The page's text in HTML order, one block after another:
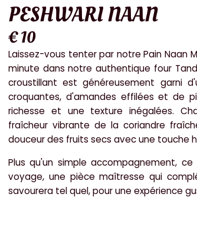
PESHWARI NAAN
€ 10
Laissez-vous tenter par notrePain Naan
minute dans notre authentique four
croustillant est généreusement garni
croquantes, d'amandes effilées et de
richesse et une texture inégalées.
fraîcheur vibrante de la coriandre
douceur des fruits secs avec une touche
Plus qu'un simple accompagnement,
voyage, une pièce maîtresse qui
savourera tel quel, pour une expérience